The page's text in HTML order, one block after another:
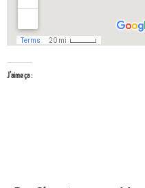
J’aime ça :